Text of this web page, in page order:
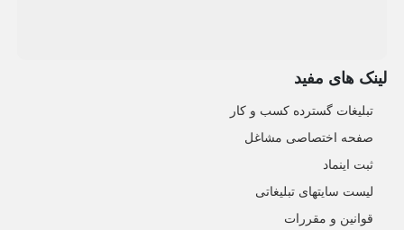
لینک های مفید
تبلیغات گسترده کسب و کار
صفحه اختصاصی مشاغل
ثبت اینماد
لیست سایتهای تبلیغاتی
قوانین و مقررات